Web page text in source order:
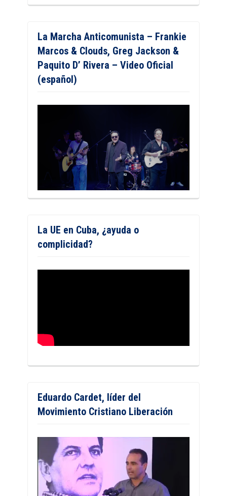
La Marcha Anticomunista – Frankie
Marcos & Clouds, Greg Jackson &
Paquito D’ Rivera – Video Oficial
(español)
La UE en Cuba, ¿ayuda o
complicidad?
Eduardo Cardet, líder del
Movimiento Cristiano Liberación